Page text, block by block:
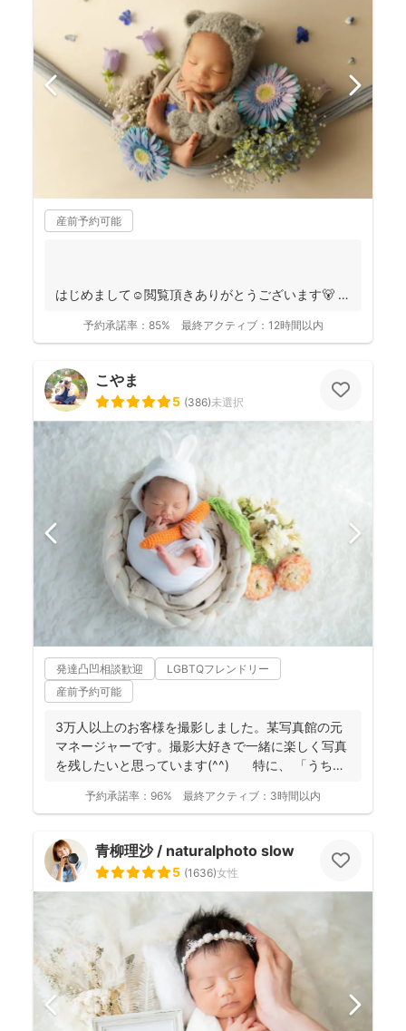
産前予約可能
はじめまして☺️閲覧頂きありがとうございます🐻
予約承諾率： 85% 最終アクティブ： 12時間以内
こやま
5 (386)未選択
発達凸凹相談歓迎
LGBTQフレンドリー
産前予約可能
3万人以上のお客様を撮影しました。某写真館の元
マネージャーです。撮影大好きで一緒に楽しく写真
を残したいと思っています(^^) 特に、 「うち
予約承諾率： 96% 最終アクティブ： 3時間以内
青柳理沙 / naturalphoto slow
5 (1636)女性